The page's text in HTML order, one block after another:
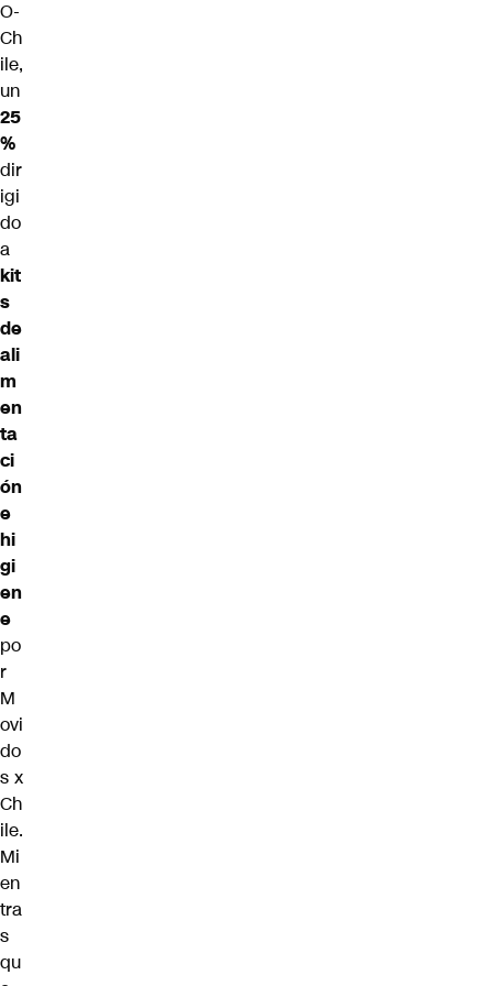
O-
Ch
ile,
un
25
%
dir
igi
do
a
kit
s
de
ali
m
en
ta
ci
ón
e
hi
gi
en
e
po
r
M
ovi
do
s x
Ch
ile.
Mi
en
tra
s
qu